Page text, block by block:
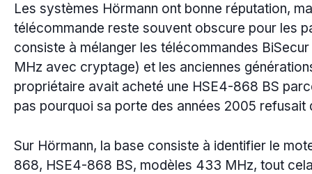
Les systèmes Hörmann ont bonne réputation,
télécommande reste souvent obscure pour les
consiste à mélanger les télécommandes
MHz avec cryptage) et les anciennes
propriétaire avait acheté une HSE4-868 BS
pas pourquoi sa porte des années 2005 refusait
Sur Hörmann, la base consiste à identifier le
868, HSE4-868 BS, modèles 433 MHz, tout